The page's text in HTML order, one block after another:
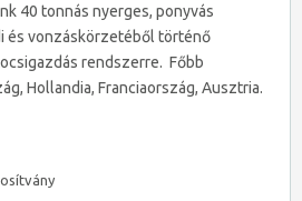
40 tonnás nyerges, ponyvás
és vonzáskörzetéből történő
rendszerre. Főbb
Hollandia, Franciaország, Ausztria.